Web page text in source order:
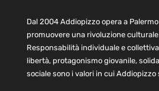
Dal 2004 Addiopizzo opera a
promuovere una rivoluzione
Responsabilità individuale e
libertà, protagonismo giovanile,
sociale sono i valori in cui Addiopizzo